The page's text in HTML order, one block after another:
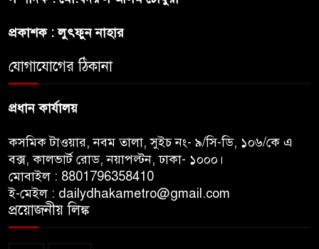
প্রকাশক : লুৎফুন নাহার
যোগাযোগের ঠিকানা
প্রধান কার্যালয়
কসমিক টাওয়ার, নবম তালা, সুইচ নং- ৯/সি-ডি, ১০৬/কে এ
বক্স, কালভার্ট রোড, নয়াপল্টন, ঢাকা- ১০০০।
মোবাইল : 8801796358410
ই-মেইল : dailydhakametro@gmail.com
প্রয়োজনীয় লিঙ্ক